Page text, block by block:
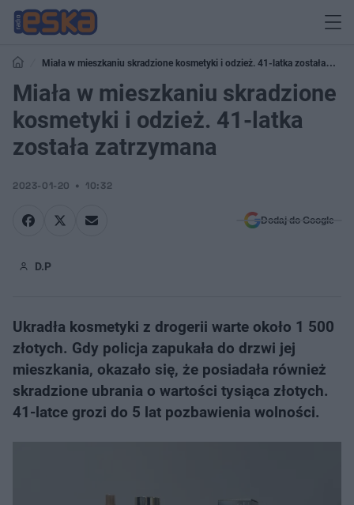
Miała w mieszkaniu skradzione kosmetyki i odzież. 41-latka została
zatrzymana
Miała w mieszkaniu skradzione
kosmetyki i odzież. 41-latka
została zatrzymana
2023-01-20 10:32
Dodaj do Google
D.P
Ukradła kosmetyki z drogerii warte około 1 500
złotych. Gdy policja zapukała do drzwi jej
mieszkania, okazało się, że posiadała również
skradzione ubrania o wartości tysiąca złotych.
41-latce grozi do 5 lat pozbawienia wolności.